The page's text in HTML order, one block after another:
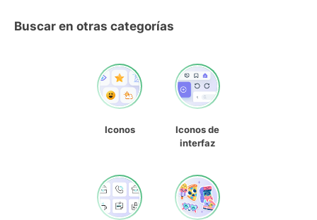
Buscar en otras categorías
Iconos
Iconos de
interfaz